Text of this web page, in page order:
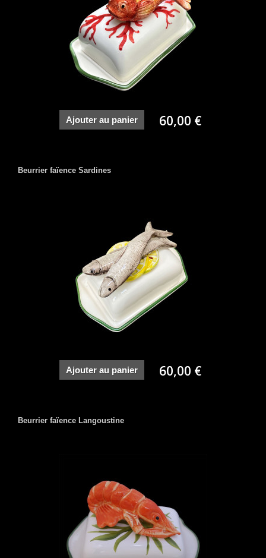
Ajouter au panier 60,00 €
Beurrier faïence Sardines
Ajouter au panier 60,00 €
Beurrier faïence Langoustine